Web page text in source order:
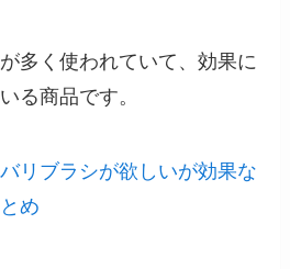
多く使われていて、効果に
る商品です。
リブラシが欲しいが効果な
め